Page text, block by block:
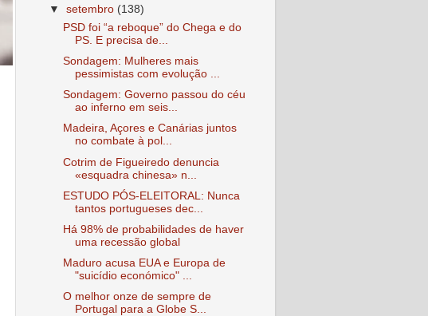
▼setembro (138)
PSD foi “a reboque” do Chega e do
PS. E precisa de...
Sondagem: Mulheres mais
pessimistas com evolução ...
Sondagem: Governo passou do céu
ao inferno em seis...
Madeira, Açores e Canárias juntos
no combate à pol...
Cotrim de Figueiredo denuncia
«esquadra chinesa» n...
ESTUDO PÓS-ELEITORAL: Nunca
tantos portugueses dec...
Há 98% de probabilidades de haver
uma recessão global
Maduro acusa EUA e Europa de
"suicídio económico" ...
O melhor onze de sempre de
Portugal para a Globe S...